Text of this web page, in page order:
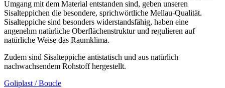
Umgang mit dem Material entstanden sind, geben unseren
Sisalteppichen die besondere, sprichwörtliche Mellau-Qualität.
Sisalteppiche sind besonders widerstandsfähig, haben eine
angenehm natürliche Oberflächenstruktur und regulieren auf
natürliche Weise das Raumklima.
Zudem sind Sisalteppiche antistatisch und aus natürlich
nachwachsendem Rohstoff hergestellt.
Goliplast / Boucle